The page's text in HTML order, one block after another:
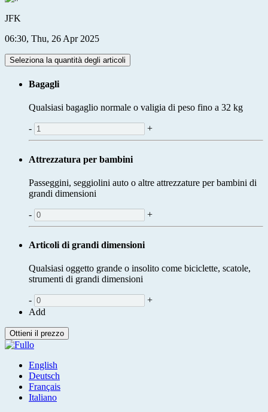
JFK
06:30, Thu, 26 Apr 2025
Seleziona la quantità degli articoli
Bagagli
Qualsiasi bagaglio normale o valigia di peso fino a 32 kg
- +
Attrezzatura per bambini
Passeggini, seggiolini auto o altre attrezzature per bambini di
grandi dimensioni
- +
Articoli di grandi dimensioni
Qualsiasi oggetto grande o insolito come biciclette, scatole,
strumenti di grandi dimensioni
-
+
Add
Ottieni il prezzo
English
Deutsch
Français
Italiano